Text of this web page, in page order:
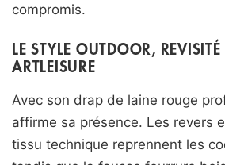
compromis.
LE STYLE OUTDOOR,
ARTLEISURE
Avec son drap de laine rouge
affirme sa présence. Les revers
tissu technique reprennent les